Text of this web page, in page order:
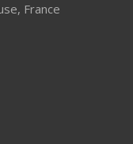
France